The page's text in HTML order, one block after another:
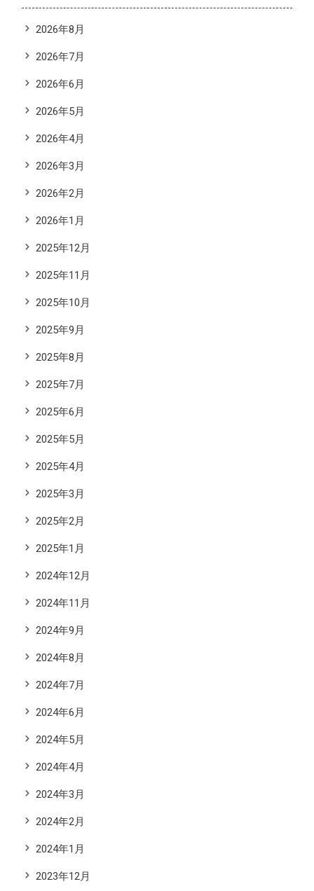
2026年8月
2026年7月
2026年6月
2026年5月
2026年4月
2026年3月
2026年2月
2026年1月
2025年12月
2025年11月
2025年10月
2025年9月
2025年8月
2025年7月
2025年6月
2025年5月
2025年4月
2025年3月
2025年2月
2025年1月
2024年12月
2024年11月
2024年9月
2024年8月
2024年7月
2024年6月
2024年5月
2024年4月
2024年3月
2024年2月
2024年1月
2023年12月